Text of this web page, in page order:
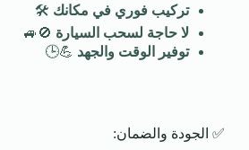
تركيب فوري في مكانك 🛠️
لا حاجة لسحب السيارة 🚫🚙
توفير الوقت والجهد 💪🕒
✅ الجودة والضمان: